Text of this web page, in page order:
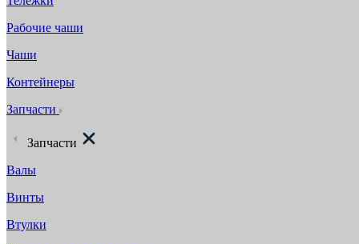
Рабочие чаши
Чаши
Контейнеры
Запчасти
Запчасти
Валы
Винты
Втулки